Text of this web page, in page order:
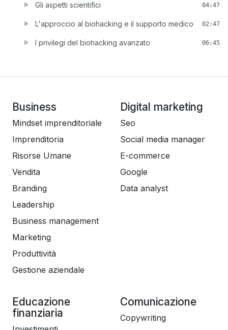
Gli aspetti scientifici 04:47
L'approccio al biohacking e il supporto medico 02:47
I privilegi del biohacking avanzato 06:45
Business
Mindset imprenditoriale
Imprenditoria
Risorse Umane
Vendita
Branding
Leadership
Business management
Marketing
Produttività
Gestione aziendale
Digital marketing
Seo
Social media manager
E-commerce
Google
Data analyst
Educazione
finanziaria
Comunicazione
Copywriting